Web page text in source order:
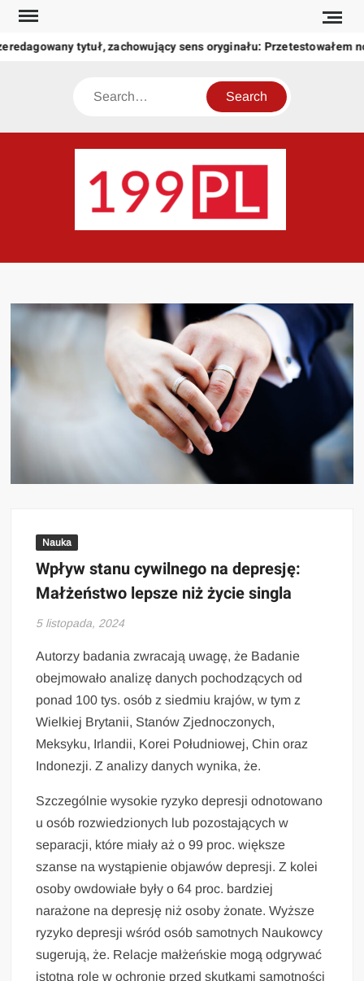
Skip
content
tytuł, zachowujący sens oryginału: Przetestowałem
Search
świat
Nauka
Wpływ stanu cywilnego na depresję:
Małżeństwo lepsze niż życie singla
5 listopada, 2024
Autorzy badania zwracają uwagę, że Badanie
obejmowało analizę danych pochodzących od
ponad 100 tys. osób z siedmiu krajów, w tym z
Wielkiej Brytanii, Stanów Zjednoczonych,
Meksyku, Irlandii, Korei Południowej, Chin oraz
Indonezji. Z analizy danych wynika, że.
Szczególnie wysokie ryzyko depresji odnotowano
u osób rozwiedzionych lub pozostających w
separacji, które miały aż o 99 proc. większe
szanse na wystąpienie objawów depresji. Z kolei
osoby owdowiałe były o 64 proc. bardziej
narażone na depresję niż osoby żonate. Wyższe
ryzyko depresji wśród osób samotnych Naukowcy
sugerują, że. Relacje małżeńskie mogą odgrywać
istotną rolę w ochronie przed skutkami samotności